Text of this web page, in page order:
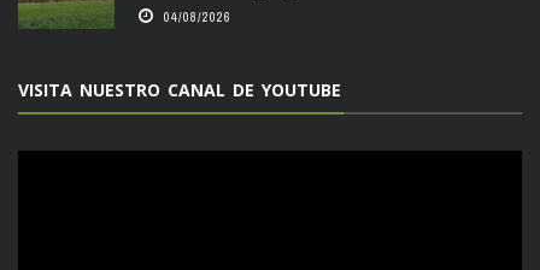
04/08/2026
VISITA NUESTRO CANAL DE YOUTUBE